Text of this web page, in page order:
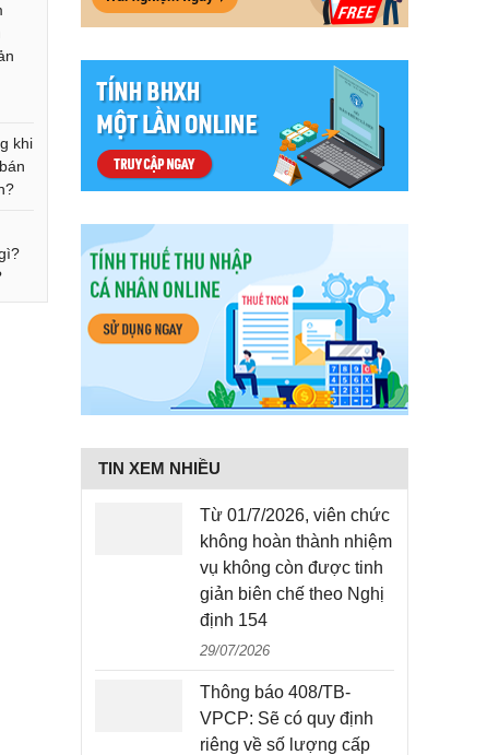
khi
TIN XEM NHIỀU
Từ 01/7/2026, viên chức
không hoàn thành nhiệm
vụ không còn được tinh
giản biên chế theo Nghị
định 154
29/07/2026
Thông báo 408/TB-
VPCP: Sẽ có quy định
riêng về số lượng cấp